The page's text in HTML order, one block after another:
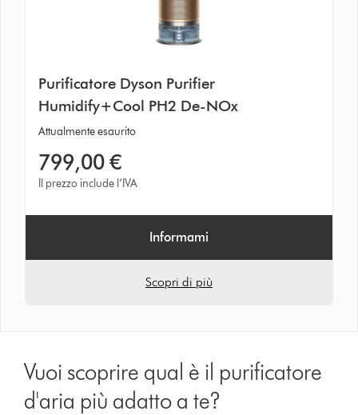
Purificatore Dyson Purifier
Humidify+Cool PH2 De-NOx
Attualmente esaurito
799,00 €
Il prezzo include l’IVA
Informami
Scopri di più
Vuoi scoprire qual è il purificatore
d'aria più adatto a te?